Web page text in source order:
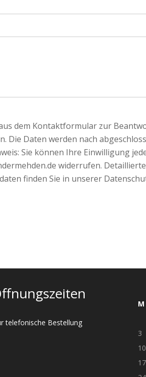
dem Kontaktformular zur
Die Daten werden nach
Sie können Ihre Einwilligung
widerrufen. Detaillierte
finden Sie in unserer
telefonische Bestellung
M
3
10
17